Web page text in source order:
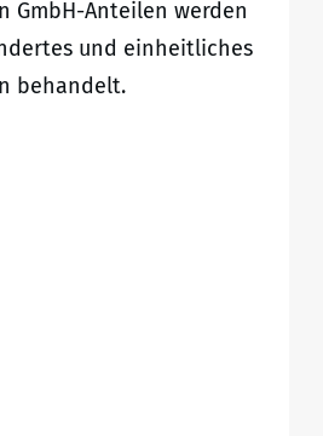
GmbH-Anteilen werden
und einheitliches
behandelt.